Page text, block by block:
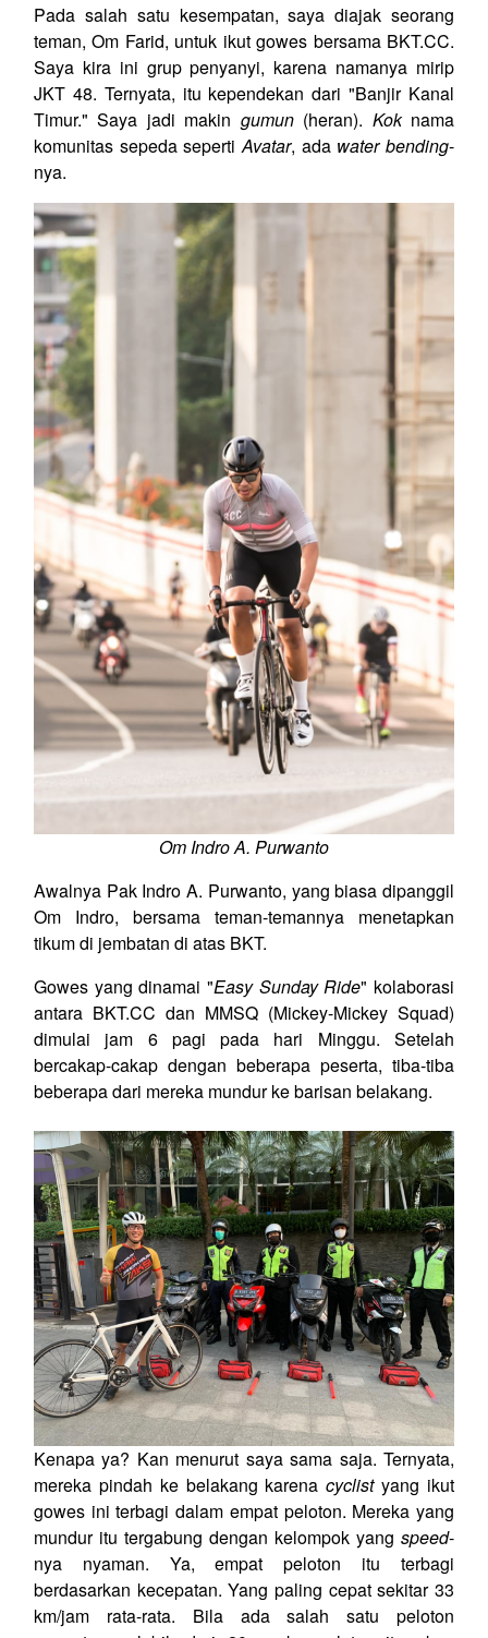
Pada salah satu kesempatan, saya diajak seorang
teman, Om Farid, untuk ikut gowes bersama BKT.CC.
Saya kira ini grup penyanyi, karena namanya mirip
JKT 48. Ternyata, itu kependekan dari "Banjir Kanal
Timur." Saya jadi makin gumun (heran). Koknama
komunitas sepeda sepertiAvatar, ada water bending-
nya.
Om Indro A. Purwanto
Awalnya Pak Indro A. Purwanto, yang biasa dipanggil
Om Indro, bersama teman-temannya menetapkan
tikum di jembatan di atas BKT.
Gowes yang dinamai "Easy Sunday Ride" kolaborasi
antara BKT.CC dan MMSQ (Mickey-Mickey Squad)
dimulai jam 6 pagi pada hari Minggu. Setelah
bercakap-cakap dengan beberapa peserta, tiba-tiba
beberapa dari mereka mundur ke barisan belakang.
Kenapa ya? Kan menurut saya sama saja. Ternyata,
mereka pindah ke belakang karenacyclistyang ikut
gowes ini terbagi dalam empat peloton. Mereka yang
mundur itu tergabung dengan kelompok yang speed-
nya nyaman. Ya, empat peloton itu terbagi
berdasarkan kecepatan. Yang paling cepat sekitar 33
km/jam rata-rata. Bila ada salah satu peloton